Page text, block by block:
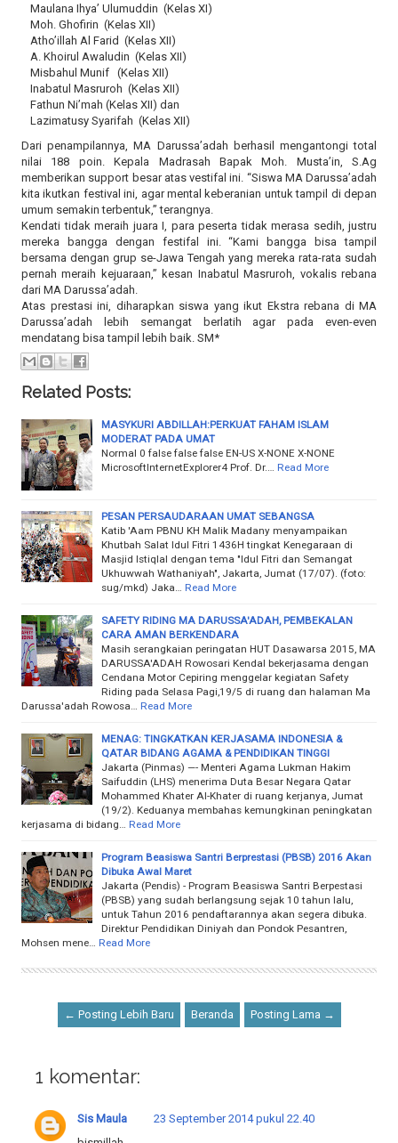
Maulana Ihya’ Ulumuddin (Kelas XI)
Moh. Ghofirin (Kelas XII)
Atho’illah Al Farid (Kelas XII)
A. Khoirul Awaludin (Kelas XII)
Misbahul Munif (Kelas XII)
Inabatul Masruroh (Kelas XII)
Fathun Ni’mah (Kelas XII) dan
Lazimatusy Syarifah (Kelas XII)
Dari penampilannya, MA Darussa’adah berhasil mengantongi total
nilai 188 poin. Kepala Madrasah Bapak Moh. Musta’in, S.Ag
memberikan support besar atas vestifal ini. “Siswa MA Darussa’adah
kita ikutkan festival ini, agar mental keberanian untuk tampil di depan
umum semakin terbentuk,” terangnya.
Kendati tidak meraih juara I, para peserta tidak merasa sedih, justru
mereka bangga dengan festifal ini. “Kami bangga bisa tampil
bersama dengan grup se-Jawa Tengah yang mereka rata-rata sudah
pernah meraih kejuaraan,” kesan Inabatul Masruroh, vokalis rebana
dari MA Darussa’adah.
Atas prestasi ini, diharapkan siswa yang ikut Ekstra rebana di MA
Darussa’adah lebih semangat berlatih agar pada even-even
mendatang bisa tampil lebih baik. SM*
Related Posts:
MASYKURI ABDILLAH:PERKUAT FAHAM ISLAM
MODERAT PADA UMAT
Normal 0 false false false EN-US X-NONE X-NONE
MicrosoftInternetExplorer4 Prof. Dr.…
Read More
PESAN PERSAUDARAAN UMAT SEBANGSA
Katib 'Aam PBNU KH Malik Madany menyampaikan
Khutbah Salat Idul Fitri 1436H tingkat Kenegaraan di
Masjid Istiqlal dengan tema "Idul Fitri dan Semangat
Ukhuwwah Wathaniyah", Jakarta, Jumat (17/07). (foto:
sug/mkd) Jaka…
Read More
SAFETY RIDING MA DARUSSA'ADAH, PEMBEKALAN
CARA AMAN BERKENDARA
Masih serangkaian peringatan HUT Dasawarsa 2015, MA
DARUSSA'ADAH Rowosari Kendal bekerjasama dengan
Cendana Motor Cepiring menggelar kegiatan Safety
Riding pada Selasa Pagi,19/5 di ruang dan halaman Ma
Darussa'adah Rowosa…
Read More
MENAG: TINGKATKAN KERJASAMA INDONESIA &
QATAR BIDANG AGAMA & PENDIDIKAN TINGGI
Jakarta (Pinmas) —- Menteri Agama Lukman Hakim
Saifuddin (LHS) menerima Duta Besar Negara Qatar
Mohammed Khater Al-Khater di ruang kerjanya, Jumat
(19/2). Keduanya membahas kemungkinan peningkatan
kerjasama di bidang…
Read More
Program Beasiswa Santri Berprestasi (PBSB) 2016 Akan
Dibuka Awal Maret
Jakarta (Pendis) - Program Beasiswa Santri Berpestasi
(PBSB) yang sudah berlangsung sejak 10 tahun lalu,
untuk Tahun 2016 pendaftarannya akan segera dibuka.
Direktur Pendidikan Diniyah dan Pondok Pesantren,
Mohsen mene…
Read More
← Posting Lebih Baru Beranda Posting Lama →
1 komentar:
Sis Maula
23 September 2014 pukul 22.40